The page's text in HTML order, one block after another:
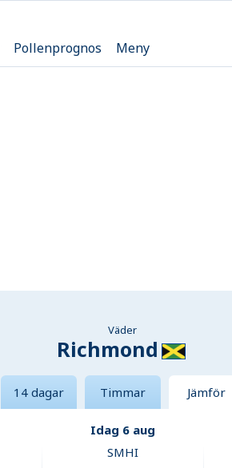
Pollenprognos Meny
Väder
Richmond
14 dagar Timmar Jämför
Idag 6 aug
SMHI